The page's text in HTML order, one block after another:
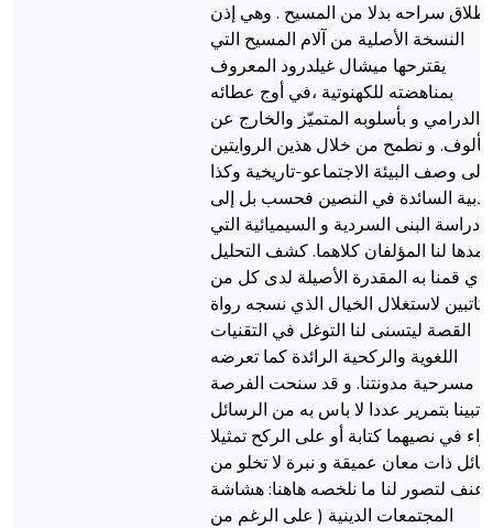
سراحه بدلا من المسيح . وهي إذن
النسخة الأصلية من آلام المسيح التي
يقترحها ميشال غيلدرود المعروف
بمناهضته للكهنوتية ،في أوج عطائه
الدرامي و بأسلوبه المتميّز والخارج عن
و نطمح من خلال هذين الروايتين
إلى وصف البيئة الاجتماعو-تاريخية وكذا
السائدة في النصين فحسب بل إلى
دراسة البنى السردية و السيميائية التي
أمدها لنا المؤلفان كلاهما. كشف التحليل
قمنا به المقدرة الأصيلة لدى كل من
لاستغلال الخيال الذي نسجه رواة
القصة ليتسنى لنا التوغل في التقنيات
اللغوية والركحية الرائدة كما تعرضه
مسرحية مدونتنا. و قد سنحت الفرصة
بتمرير عددا لا باس به من الرسائل
في نصيهما كتابة أو على الركح تمثيلا
ذات معان عميقة و نبرة لا تخلو من
عنف لتصور لنا ما نلخصه هاهنا: هشاشة
المجتمعات الدينية ( على الرغم من